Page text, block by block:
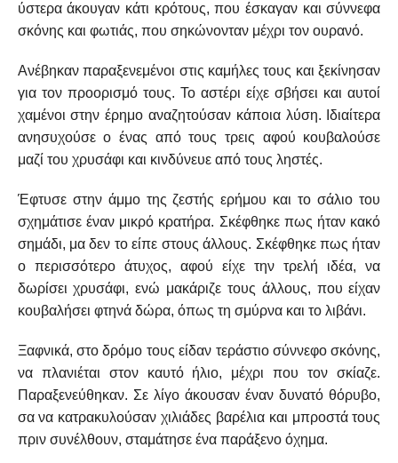
ύστερα άκουγαν κάτι κρότους, που έσκαγαν και σύννεφα
σκόνης και φωτιάς, που σηκώνονταν μέχρι τον ουρανό.
Ανέβηκαν παραξενεμένοι στις καμήλες τους και ξεκίνησαν
για τον προορισμό τους. Το αστέρι είχε σβήσει και αυτοί
χαμένοι στην έρημο αναζητούσαν κάποια λύση. Ιδιαίτερα
ανησυχούσε ο ένας από τους τρεις αφού κουβαλούσε
μαζί του χρυσάφι και κινδύνευε από τους ληστές.
Έφτυσε στην άμμο της ζεστής ερήμου και το σάλιο του
σχημάτισε έναν μικρό κρατήρα. Σκέφθηκε πως ήταν κακό
σημάδι, μα δεν το είπε στους άλλους. Σκέφθηκε πως ήταν
ο περισσότερο άτυχος, αφού είχε την τρελή ιδέα, να
δωρίσει χρυσάφι, ενώ μακάριζε τους άλλους, που είχαν
κουβαλήσει φτηνά δώρα, όπως τη σμύρνα και το λιβάνι.
Ξαφνικά, στο δρόμο τους είδαν τεράστιο σύννεφο σκόνης,
να πλανιέται στον καυτό ήλιο, μέχρι που τον σκίαζε.
Παραξενεύθηκαν. Σε λίγο άκουσαν έναν δυνατό θόρυβο,
σα να κατρακυλούσαν χιλιάδες βαρέλια και μπροστά τους
πριν συνέλθουν, σταμάτησε ένα παράξενο όχημα.